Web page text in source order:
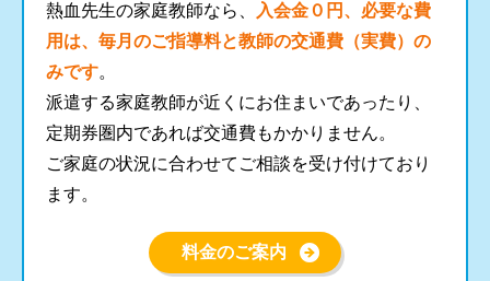
熱血先生の家庭教師なら、 入会金０円、必要な費
用は、毎月のご指導料と教師の交通費（実費）の
みです。
派遣する家庭教師が近くにお住まいであったり、
定期券圏内であれば交通費もかかりません。
ご家庭の状況に合わせてご相談を受け付けており
ます。
料金のご案内